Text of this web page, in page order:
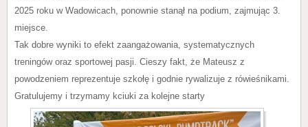
2025 roku w Wadowicach, ponownie stanął na podium, zajmując 3.
miejsce.
Tak dobre wyniki to efekt zaangażowania, systematycznych
treningów oraz sportowej pasji. Cieszy fakt, że Mateusz z
powodzeniem reprezentuje szkołę i godnie rywalizuje z rówieśnikami.
Gratulujemy i trzymamy kciuki za kolejne starty